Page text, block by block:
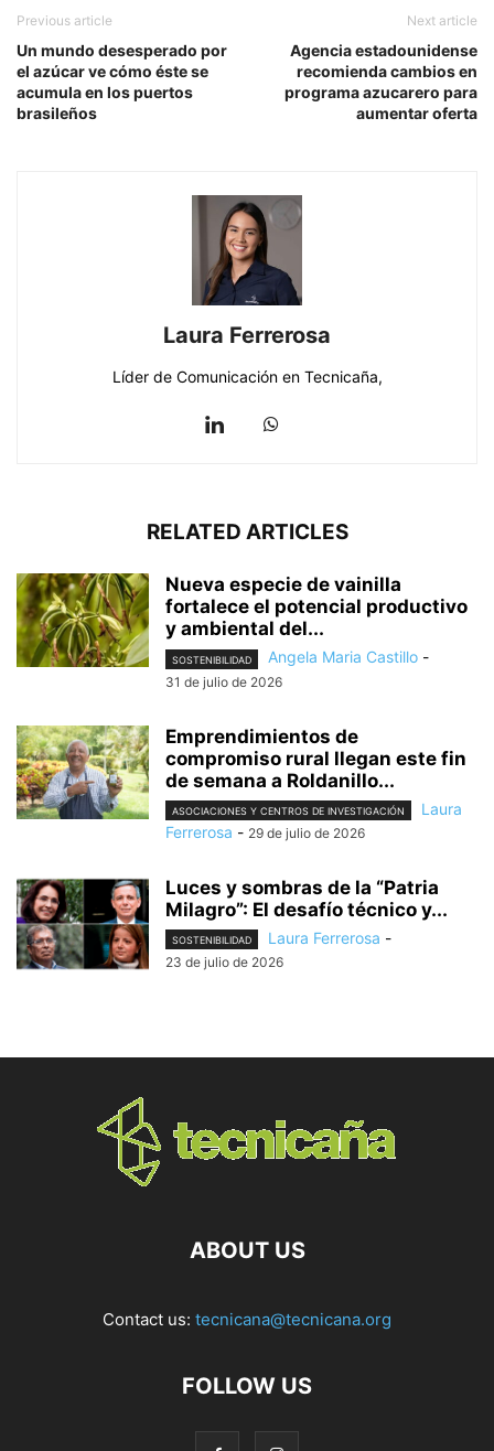
Previous article
Un mundo desesperado por
el azúcar ve cómo éste se
acumula en los puertos
brasileños
Next article
Agencia estadounidense
recomienda cambios en
programa azucarero para
aumentar oferta
Laura Ferrerosa
Líder de Comunicación en Tecnicaña,
RELATED ARTICLES
Nueva especie de vainilla
fortalece el potencial productivo
y ambiental del...
SOSTENIBILIDAD Angela Maria Castillo -
31 de julio de 2026
Emprendimientos de
compromiso rural llegan este fin
de semana a Roldanillo...
ASOCIACIONES Y CENTROS DE INVESTIGACIÓN
Laura
Ferrerosa - 29 de julio de 2026
Luces y sombras de la “Patria
Milagro”: El desafío técnico y...
SOSTENIBILIDAD Laura Ferrerosa -
23 de julio de 2026
ABOUT US
Contact us: tecnicana@tecnicana.org
FOLLOW US